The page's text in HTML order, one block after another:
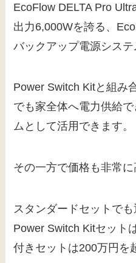
EcoFlow DELTA Pro
出力6,000Wを誇る、
バックアップ電源システ
Power Switch Kitと組み
でも家全体へ電力供給
ムとして活用できます。
その一方で価格も非常に
スタンダードセットでも
Power Switch Kitセット
付きセットは200万円を